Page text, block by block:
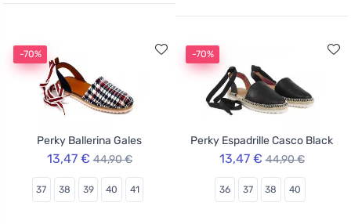
-70%
Perky Ballerina Gales
13,47 € 44,90 €
37 38 39 40 41
-70%
Perky Espadrille Casco Black
13,47 € 44,90 €
36 37 38 40